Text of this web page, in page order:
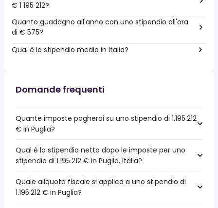
€ 1 195 212?
Quanto guadagno all'anno con uno stipendio all'ora
di € 575?
Qual è lo stipendio medio in Italia?
Domande frequenti
Quante imposte pagherai su uno stipendio di 1.195.212
€ in Puglia?
Qual è lo stipendio netto dopo le imposte per uno
stipendio di 1.195.212 € in Puglia, Italia?
Quale aliquota fiscale si applica a uno stipendio di
1.195.212 € in Puglia?